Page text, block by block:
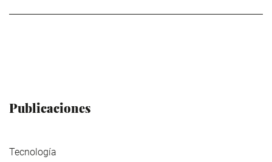
Publicaciones
Tecnología